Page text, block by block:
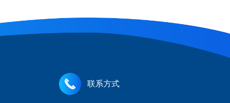
联系方式